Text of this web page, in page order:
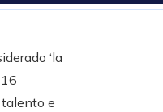
‘la
e